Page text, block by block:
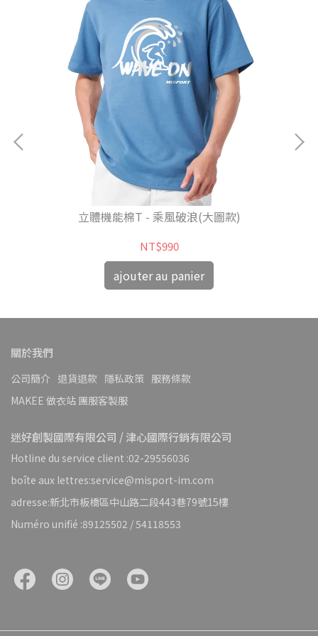
立體機能棉T - 乘風破浪(大圖款)
NT$990
ajouter au panier
關於我們
公司簡介 退貨退款 隱私政策 服務條款
MAKEE 做衣站 團服客製服
迷好創製國際有限公司 / 津心國際行銷有限公司
Hotline du service client :02-29556036
boîte aux lettres:service@misport-im.com
adresse:新北市板橋區中山路二段443巷79號15樓
Numéro unifié :89125502 / 54118553